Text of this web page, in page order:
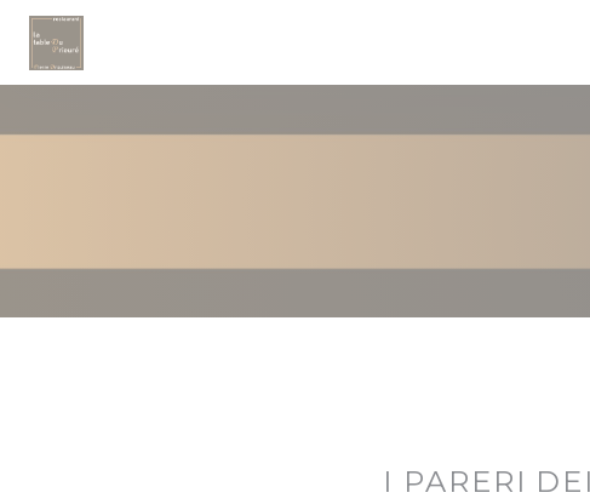
Personalizzazione delle tue scelte sui cookie
I PARERI